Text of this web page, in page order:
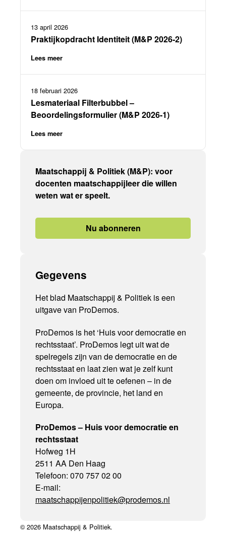
13 april 2026
Praktijkopdracht Identiteit (M&P 2026-2)
Lees meer
18 februari 2026
Lesmateriaal Filterbubbel –
Beoordelingsformulier (M&P 2026-1)
Lees meer
Maatschappij & Politiek (M&P): voor
docenten maatschappijleer die willen
weten wat er speelt.
Nu abonneren
Gegevens
Het blad Maatschappij & Politiek is een
uitgave van ProDemos.
ProDemos is het ‘Huis voor democratie en
rechtsstaat’. ProDemos legt uit wat de
spelregels zijn van de democratie en de
rechtsstaat en laat zien wat je zelf kunt
doen om invloed uit te oefenen – in de
gemeente, de provincie, het land en
Europa.
ProDemos – Huis voor democratie en
rechtsstaat
Hofweg 1H
2511 AA Den Haag
Telefoon: 070 757 02 00
E-mail:
maatschappijenpolitiek@prodemos.nl
© 2026 Maatschappij & Politiek.